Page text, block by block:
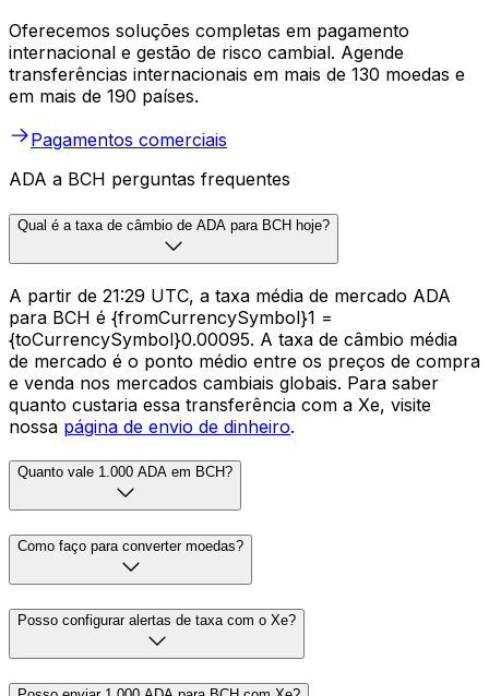
Oferecemos soluções completas em pagamento
internacional e gestão de risco cambial. Agende
transferências internacionais em mais de 130 moedas e
em mais de 190 países.
Pagamentos comerciais
ADA a BCH perguntas frequentes
Qual é a taxa de câmbio de ADA para BCH hoje?
A partir de 21:29 UTC, a taxa média de mercado ADA
para BCH é {fromCurrencySymbol}1 =
{toCurrencySymbol}0.00095. A taxa de câmbio média
de mercado é o ponto médio entre os preços de compra
e venda nos mercados cambiais globais. Para saber
quanto custaria essa transferência com a Xe, visite
nossa página de envio de dinheiro.
Quanto vale 1.000 ADA em BCH?
Como faço para converter moedas?
Posso configurar alertas de taxa com o Xe?